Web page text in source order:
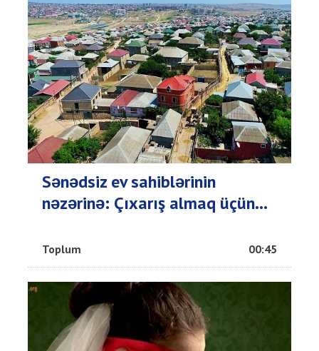
Sənədsiz ev sahiblərinin
nəzərinə: Çıxarış almaq üçün...
Toplum 00:45